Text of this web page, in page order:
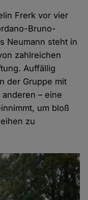
Frerk vor vier
Bruno-
Neumann steht in
zahlreichen
Auffällig
der Gruppe mit
– eine
um bloß
zu